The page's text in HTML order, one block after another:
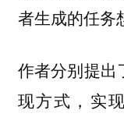
者生成的任务
作者分别提出
现方式，实